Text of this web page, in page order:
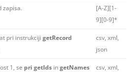
zapisa.
[A-Z][1-
9][0-9]*
pri instrukciji getRecord
csv, xml,
json
1, se pri getIds ingetNames
csv, xml,